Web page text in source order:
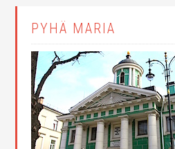
PYHÄ MARIA